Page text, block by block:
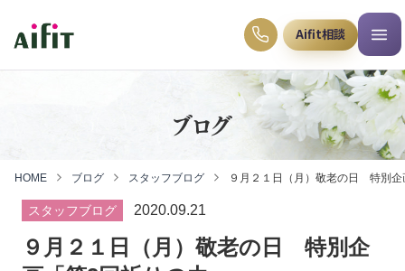
Aifit相談
ブログ
HOME ブログ スタッフブログ ９月２１日（月）敬老の日 特別企
スタッフブログ 2020.09.21
９月２１日（月）敬老の日 特別企